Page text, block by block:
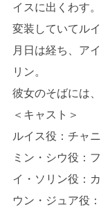
イスに出くわす。
変装していてル
月日は経ち、ア
リン。
彼女のそばには
＜キャスト＞
ルイス役：チャ
ミン・シウ役：
イ・ソリン役：
ウン・ジュア役